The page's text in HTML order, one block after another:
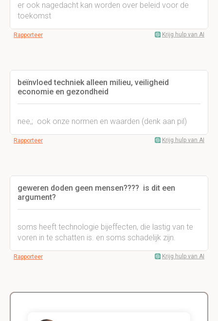
er ook nagedacht kan worden over beleid voor de
toekomst
Rapporteer Krijg hulp van AI
beïnvloed techniek alleen milieu, veiligheid
economie en gezondheid
nee,; ook onze normen en waarden (denk aan pil)
Rapporteer Krijg hulp van AI
geweren doden geen mensen???? is dit een
argument?
soms heeft technologie bijeffecten, die lastig van te
voren in te schatten is. en soms schadelijk zijn.
Rapporteer Krijg hulp van AI